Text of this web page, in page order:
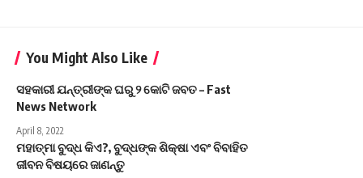
You Might Also Like
ସହକାରୀ ଯନ୍ତ୍ରୀଙ୍କ ଘରୁ ୨ କୋଟି ଜବତ – Fast
News Network
April 8, 2022
ମହାତ୍ମା ବୁଦ୍ଧ କିଏ?, ବୁଦ୍ଧଙ୍କ ଶିକ୍ଷା ଏବଂ ବିବାହିତ
ଜୀବନ ବିଷୟରେ ଜାଣନ୍ତୁ